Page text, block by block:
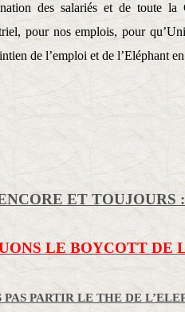
des salariés et de toute la
pour nos emplois, pour
de l’emploi et de l’Eléphant
ET TOUJOURS :
LE BOYCOTT DE
PAS PARTIR LE THE DE